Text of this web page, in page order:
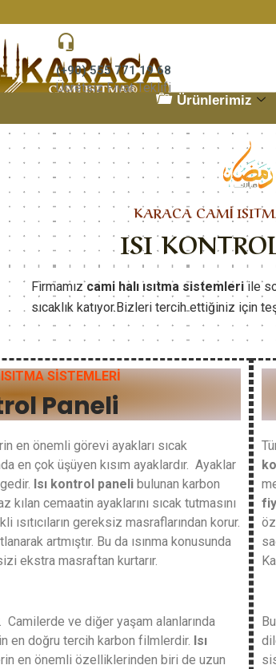
(+90) 555 771 19 68
Ücretsiz Fiyat Teklifi
Ürünlerimiz
KARACA CAMİ
ISI
Firmamızcami halı ısıtma sistemleriile
sıcaklık katıyor.Bizleri tercih ettiğiniz için
SİSTEMLERİ
Paneli
en önemli görevi ayakları sıcak
en çok üşüyen kısım ayaklardır. Ayaklar
Isı kontrol paneli bulunan karbon
cemaatin ayaklarını sıcak tutmasını
gereksiz masraflarından korur.
artmıştır. Bu da ısınma konusunda
ekstra masraftan kurtarır.
Camilerde ve diğer yaşam alanlarında
en doğru tercih karbon filmlerdir. Isı
en önemli özelliklerinden biri de uzun